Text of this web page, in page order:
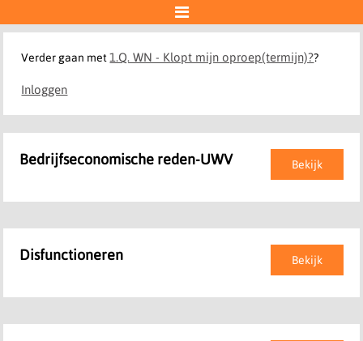

Verder gaan met1.Q. WN - Klopt mijn oproep(termijn)??
Inloggen
Bekijk
Bedrijfseconomische reden-UWV
Bekijk
Disfunctioneren